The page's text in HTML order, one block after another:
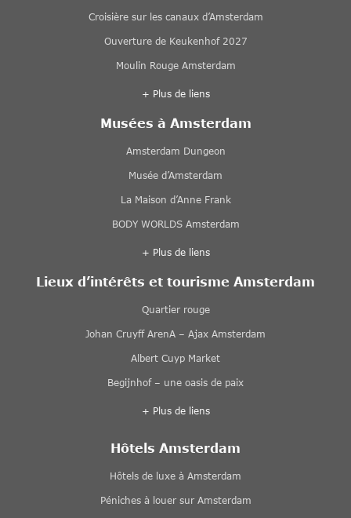
Croisière sur les canaux d’Amsterdam
Ouverture de Keukenhof 2027
Moulin Rouge Amsterdam
+ Plus de liens
Musées à Amsterdam
Amsterdam Dungeon
Musée d’Amsterdam
La Maison d’Anne Frank
BODY WORLDS Amsterdam
+ Plus de liens
Lieux d’intérêts et tourisme Amsterdam
Quartier rouge
Johan Cruyff ArenA – Ajax Amsterdam
Albert Cuyp Market
Begijnhof – une oasis de paix
+ Plus de liens
Hôtels Amsterdam
Hôtels de luxe à Amsterdam
Péniches à louer sur Amsterdam